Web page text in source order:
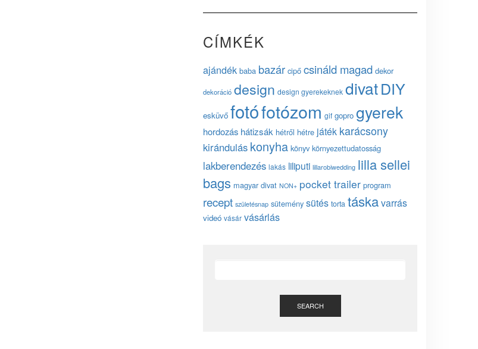
CÍMKÉK
ajándék baba bazár cipő csináld magad dekor
dekoráció design design gyerekeknek divatDIY
esküvő fotófotózom gif gopro gyerek
hordozás hátizsák hétről hétre játék karácsony
kirándulás konyha könyv környezettudatosság
lakberendezés lakás liliputi lillarobiwedding lilla sellei
bags magyar divat NON+ pocket trailer program
recept születésnap sütemény sütés torta táskavarrás
videó vásár vásárlás
SEARCH